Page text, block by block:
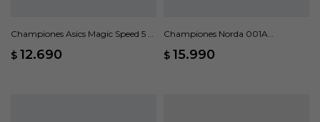
Championes Asics Magic Speed 5 -
$ 12.690
Championes Norda 001A
$ 15.990